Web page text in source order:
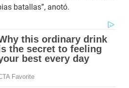
batallas”, anotó.